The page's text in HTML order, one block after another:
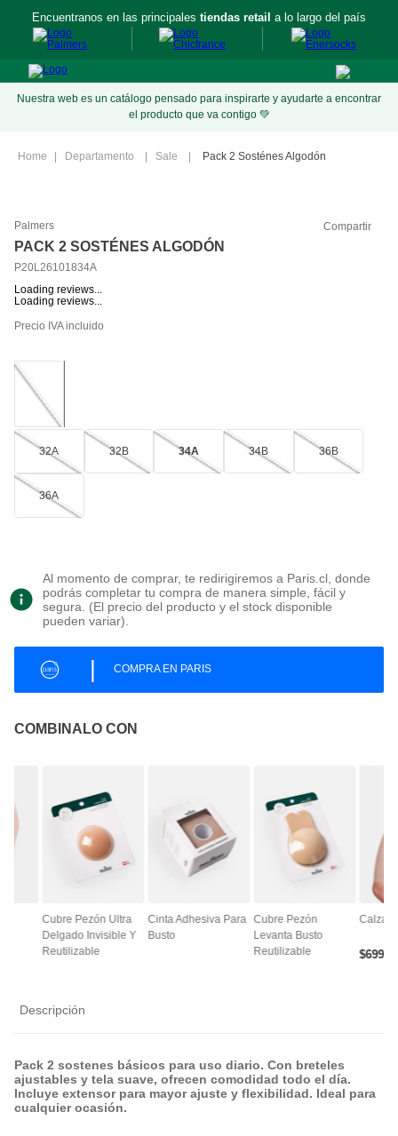
Encuentranos en las principales tiendas retail a lo largo del país
Nuestra web es un catálogo pensado para inspirarte y ayudarte a encontrar
el producto que va contigo 💚
Departamento Sale Pack 2 Sosténes Algodón
Palmers Compartir
PACK 2 SOSTÉNES ALGODÓN
P20L26101834A
Loading reviews...
Loading reviews...
Precio IVA incluido
32A 32B 34A 34B 36B
36A
Al momento de comprar, te redirigiremos a Paris.cl, donde
podrás completar tu compra de manera simple, fácil y
segura. (El precio del producto y el stock disponible
pueden variar).
| COMPRA EN PARIS
COMBINALO CON
Cubre Pezón Ultra
Delgado Invisible Y
Reutilizable
Cinta Adhesiva Para
Busto
Cubre Pezón
Levanta Busto
Reutilizable
Calza
$6990
Descripción
Pack 2 sostenes básicos para uso diario. Con breteles
ajustables y tela suave, ofrecen comodidad todo el día.
Incluye extensor para mayor ajuste y flexibilidad. Ideal para
cualquier ocasión.